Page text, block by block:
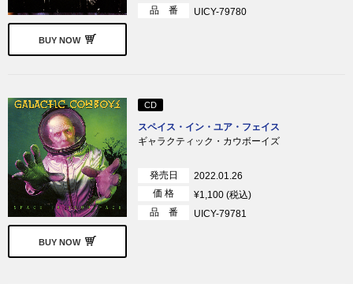
BUY NOW
品 番
UICY-79780
BUY NOW
CD
スペイス・イン・ユア・フェイス
ギャラクティック・カウボーイズ
発売日
2022.01.26
価 格
¥1,100 (税込)
品 番
UICY-79781